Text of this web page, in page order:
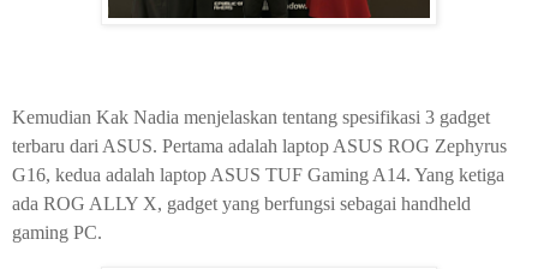
Kemudian Kak Nadia menjelaskan tentang spesifikasi 3 gadget
terbaru dari ASUS. Pertama adalah laptop ASUS ROG Zephyrus
G16, kedua adalah laptop ASUS TUF Gaming A14. Yang ketiga
ada ROG ALLY X, gadget yang berfungsi sebagai handheld
gaming PC.